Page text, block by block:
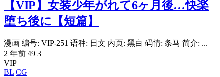
【VIP】女装少年がれて6ヶ月後…快楽
堕ち後に【短篇】
漫画 编号: VIP-251 语种: 日文 内页: 黑白 码情: 条马 简介: ...
2 年前 49 3
VIP
BL CG